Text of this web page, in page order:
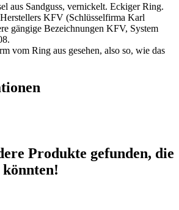
aus Sandguss, vernickelt. Eckiger Ring.
KFV (Schlüsselfirma Karl
gängige Bezeichnungen KFV, System
vom Ring aus gesehen, also so, wie das
Produkte gefunden, die